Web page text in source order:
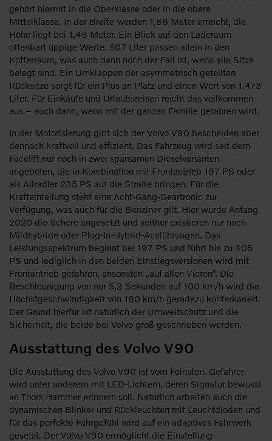
gehört hiermit in die Oberklasse oder in die obere
Mittelklasse. In der Breite werden 1,88 Meter erreicht, die
Höhe liegt bei 1,48 Meter. Ein Blick auf den Laderaum
offenbart üppige Werte. 507 Liter passen allein in den
Kofferraum, was auch dann noch der Fall ist, wenn alle Sitze
belegt sind. Ein Umklappen der asymmetrisch geteilten
Rücksitze sorgt für ein Plus an Platz und einen Wert von 1.473
Liter. Für Einkäufe und Urlaubsreisen reicht das vollkommen
aus – auch dann, wenn mit der ganzen Familie gefahren wird.
In der Motorisierung gibt sich der Volvo V90 bescheiden aber
dennoch kraftvoll und effizient. Das Fahrzeug wird seit dem
Facelift nur noch in zwei sparsamen Dieselvarianten
angeboten, die in Kombination mit Frontantrieb 197 PS oder
als Allradler 235 PS auf die Straße bringen. Für die
Krafteinteilung steht eine Acht-Gang-Geartronic zur
Verfügung, was auch für die Benziner gilt. Hier wurde Anfang
2020 die Schere angesetzt und seither existieren nur noch
Mildhybride oder Plug-In-Hybrid-Ausführungen. Das
Leistungsspektrum beginnt bei 197 PS und führt bis zu 405
PS und lediglich in den beiden Einstiegsversionen wird mit
Frontantrieb gefahren, ansonsten „auf allen Vieren“. Die
Beschleunigung von nur 5,3 Sekunden auf 100 km/h wird die
Höchstgeschwindigkeit von 180 km/h geradezu konterkariert.
Der Grund hierfür ist natürlich der Umweltschutz und die
Sicherheit, die beide bei Volvo groß geschrieben werden.
Ausstattung des Volvo V90
Die Ausstattung des Volvo V90 ist vom Feinsten. Gefahren
wird unter anderem mit LED-Lichtern, deren Signatur bewusst
an Thors Hammer erinnern soll. Natürlich arbeiten auch die
dynamischen Blinker und Rückleuchten mit Leuchtdioden und
für das perfekte Fahrgefühl wird auf ein adaptives Fahrwerk
gesetzt. Der Volvo V90 ermöglicht die Einstellung